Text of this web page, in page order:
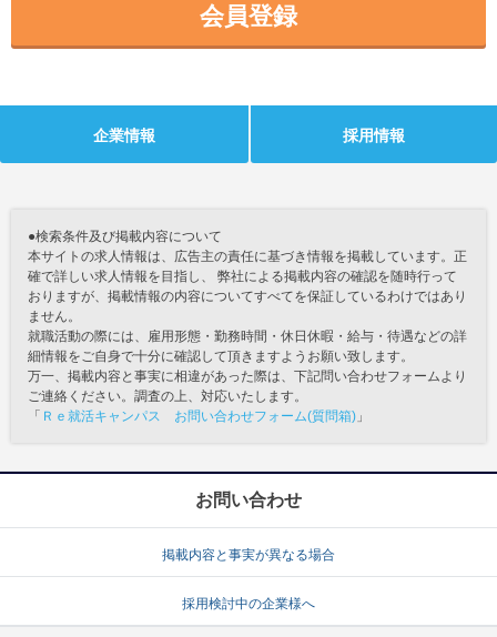
会員登録
企業情報 採用情報
●検索条件及び掲載内容について
本サイトの求人情報は、広告主の責任に基づき情報を掲載しています。正
確で詳しい求人情報を目指し、 弊社による掲載内容の確認を随時行って
おりますが、掲載情報の内容についてすべてを保証しているわけではあり
ません。
就職活動の際には、雇用形態・勤務時間・休日休暇・給与・待遇などの詳
細情報をご自身で十分に確認して頂きますようお願い致します。
万一、掲載内容と事実に相違があった際は、下記問い合わせフォームより
ご連絡ください。調査の上、対応いたします。
「 Ｒｅ就活キャンパス お問い合わせフォーム(質問箱) 」
お問い合わせ
掲載内容と事実が異なる場合
採用検討中の企業様へ